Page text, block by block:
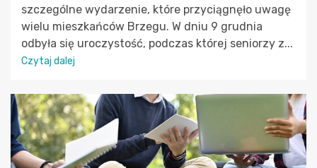
szczególne wydarzenie, które przyciągnęło uwagę
wielu mieszkańców Brzegu. W dniu 9 grudnia
odbyła się uroczystość, podczas której seniorzy z...
Czytaj dalej